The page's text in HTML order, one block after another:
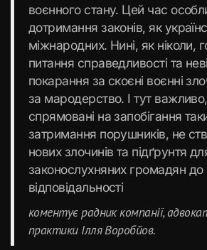
воєнного стану. Цей час
дотримання законів, як
міжнародних. Нині, як ніколи,
питання справедливості та
покарання за скоєні воєнні
за мародерство. І тут
спрямовані на запобігання
затримання порушників, не
нових злочинів та підґрунтя
законослухняних громадян до
відповідальності
коментує радник компанії,
практики Ілля Воробйов.